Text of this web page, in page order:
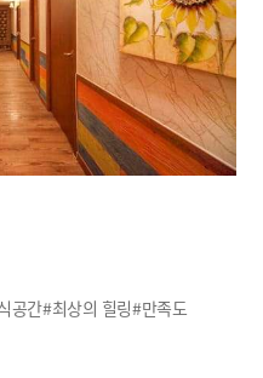
공간#최상의 힐링#만족도